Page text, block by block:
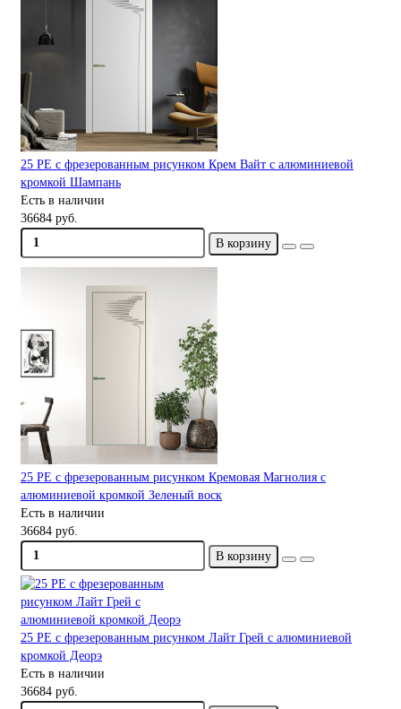
25 PE с фрезерованным рисунком Крем Вайт с алюминиевой
кромкой Шампань
Есть в наличии
36684 руб.
В корзину
25 PE с фрезерованным рисунком Кремовая Магнолия с
алюминиевой кромкой Зеленый воск
Есть в наличии
36684 руб.
В корзину
25 PE с фрезерованным рисунком Лайт Грей с алюминиевой
кромкой Деорэ
Есть в наличии
36684 руб.